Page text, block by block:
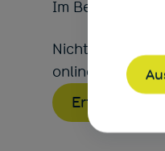
Im Bereich
Nichts
online zur
Erfahren Sie